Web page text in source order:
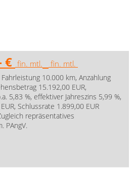
€ fin. mtl. fin. mtl.
10.000 km, Anzahlung
15.192,00 EUR,
5,83 %, effektiver Jahreszins 5,99 %,
Schlussrate 1.899,00 EUR
repräsentatives
PAngV.